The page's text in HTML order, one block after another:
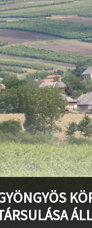
fastvisi/szucsi.hu/
fastvisi/szucsi.hu/
fastvisi/szucsi.hu/